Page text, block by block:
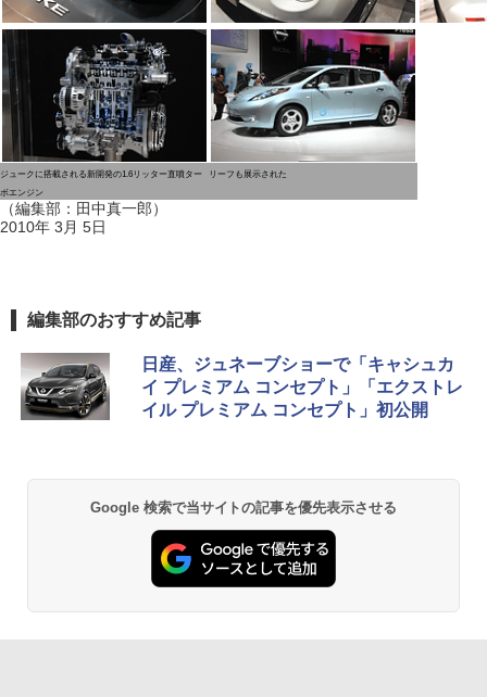
ジュークに搭載される新開発の1.6リッター直噴ター
ボエンジン
リーフも展示された
（編集部：田中真一郎）
2010年 3月 5日
編集部のおすすめ記事
日産、ジュネーブショーで「キャシュカ
イ プレミアム コンセプト」「エクストレ
イル プレミアム コンセプト」初公開
Google 検索で当サイトの記事を優先表示させる